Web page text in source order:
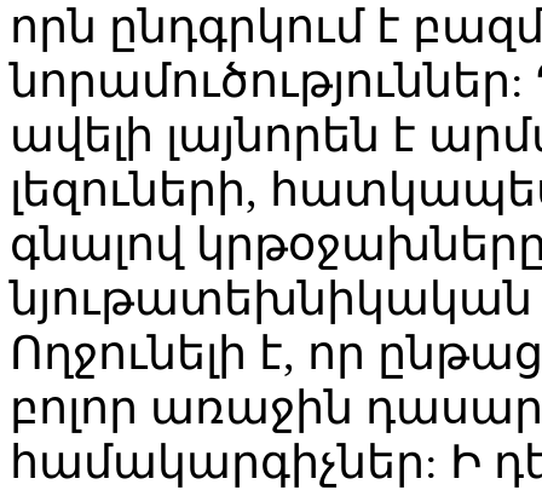
որն ընդգրկում է
ավելի լայնորեն է
լեզուների,
գնալով
նյութատեխնիկական
Ողջունելի է, որ
բոլոր առաջին
համակարգիչներ: Ի